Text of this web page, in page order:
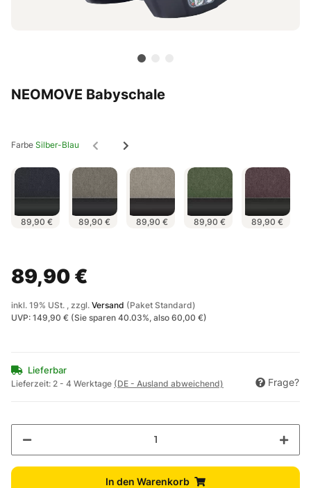
NEOMOVE Babyschale
Farbe Silber-Blau
89,90 € 89,90 € 89,90 € 89,90 € 89,90 €
89,90 €
inkl. 19% USt. , zzgl. Versand (Paket Standard)
UVP: 149,90 € (Sie sparen 40.03% , also 60,00 €)
Lieferbar
Lieferzeit: 2 - 4 Werktage (DE - Ausland abweichend) Frage?
In den Warenkorb